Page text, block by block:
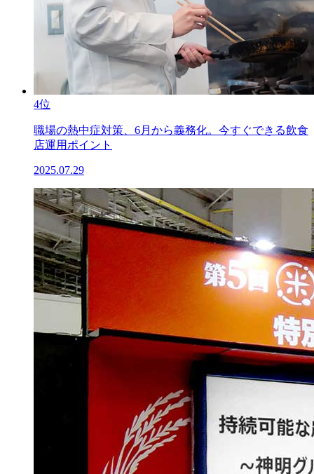
4位
職場の熱中症対策、6月から義務化。今すぐできる飲食
店運用ポイント
2025.07.29